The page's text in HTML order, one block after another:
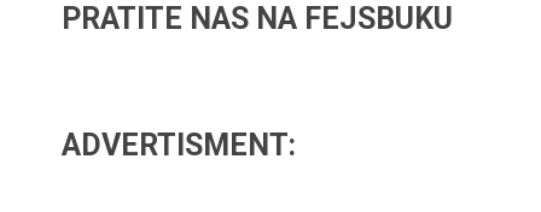
PRATITE NAS NA FEJSBUKU
ADVERTISMENT: